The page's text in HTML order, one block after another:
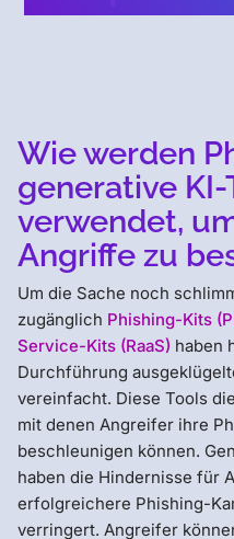
Wie werden
generative KI-
verwendet,
Angriffe zu
Um die Sache noch
zugänglich Phishing-Kits
Service-Kits (RaaS) haben
Durchführung
vereinfacht. Diese Tools
mit denen Angreifer ihre
beschleunigen können.
haben die Hindernisse für
erfolgreichere Phishing-
verringert. Angreifer